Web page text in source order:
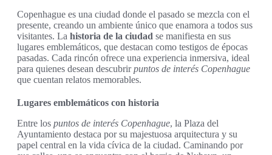
Copenhague es una ciudad donde el pasado se mezcla con el
presente, creando un ambiente único que enamora a todos sus
visitantes. La historia de la ciudad se manifiesta en sus
lugares emblemáticos, que destacan como testigos de épocas
pasadas. Cada rincón ofrece una experiencia inmersiva, ideal
para quienes desean descubrirpuntos de interés Copenhague
que cuentan relatos memorables.
Lugares emblemáticos con historia
Entre los puntos de interés Copenhague, la Plaza del
Ayuntamiento destaca por su majestuosa arquitectura y su
papel central en la vida cívica de la ciudad. Caminando por